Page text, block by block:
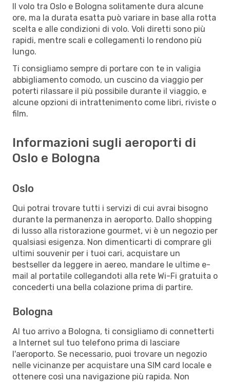
Il volo tra Oslo e Bologna solitamente dura alcune
ore, ma la durata esatta può variare in base alla rotta
scelta e alle condizioni di volo. Voli diretti sono più
rapidi, mentre scali e collegamenti lo rendono più
lungo.
Ti consigliamo sempre di portare con te in valigia
abbigliamento comodo, un cuscino da viaggio per
poterti rilassare il più possibile durante il viaggio, e
alcune opzioni di intrattenimento come libri, riviste o
film.
Informazioni sugli aeroporti di
Oslo e Bologna
Oslo
Qui potrai trovare tutti i servizi di cui avrai bisogno
durante la permanenza in aeroporto. Dallo shopping
di lusso alla ristorazione gourmet, vi è un negozio per
qualsiasi esigenza. Non dimenticarti di comprare gli
ultimi souvenir per i tuoi cari, acquistare un
bestseller da leggere in aereo, mandare le ultime e-
mail al portatile collegandoti alla rete Wi-Fi gratuita o
concederti una bella colazione prima di partire.
Bologna
Al tuo arrivo a Bologna, ti consigliamo di connetterti
a Internet sul tuo telefono prima di lasciare
l'aeroporto. Se necessario, puoi trovare un negozio
nelle vicinanze per acquistare una SIM card locale e
ottenere così una navigazione più rapida. Non